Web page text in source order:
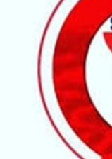
Yükseköğretim
Yükseköğretim
göre tercih